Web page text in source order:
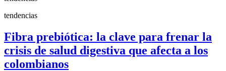
tendencias
Fibra prebiótica: la clave para frenar la
crisis de salud digestiva que afecta a los
colombianos